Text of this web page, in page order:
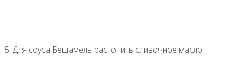
5. Для соуса Бешамель растопить сливочное масло.